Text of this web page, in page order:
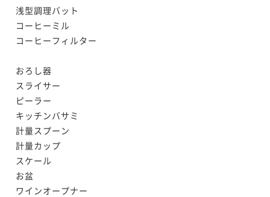
浅型調理バット
コーヒーミル
コーヒーフィルター
おろし器
スライサー
ピーラー
キッチンバサミ
計量スプーン
計量カップ
スケール
お盆
ワインオープナー